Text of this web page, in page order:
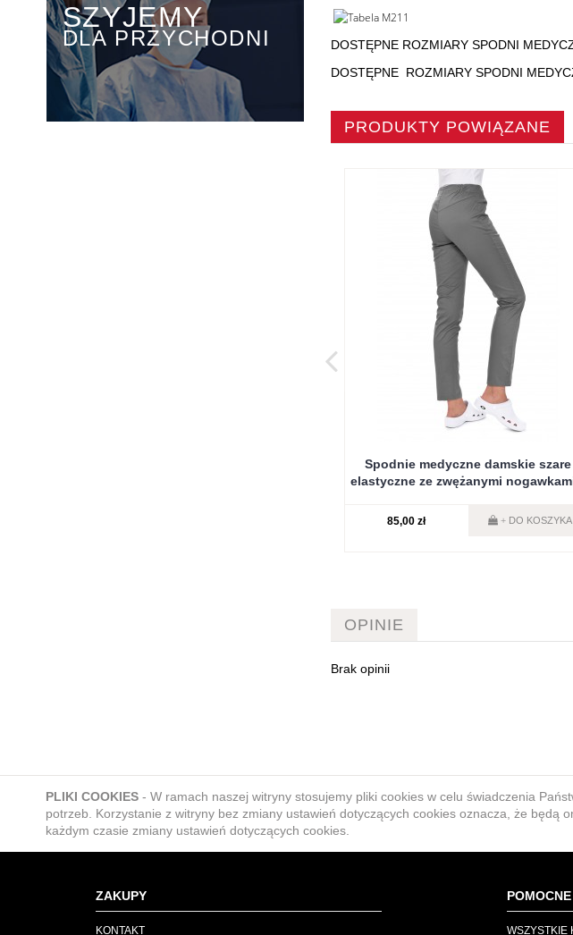
DOSTĘPNE ROZMIARY SPODNI
DOSTĘPNE ROZMIARY SPODNI
PRODUKTY POWIĄZANE
Spodnie medyczne damskie szare
elastyczne ze zwężanymi
85,00 zł + DO KOSZYKA
OPINIE
Brak opinii
SZYJEMY
DLA PRZYCHODNI
PLIKI COOKIES - W ramach naszej witryny stosujemy pliki cookies w celu świadczenia
potrzeb. Korzystanie z witryny bez zmiany ustawień dotyczących cookies oznacza, że
każdym czasie zmiany ustawień dotyczących cookies.
ZAKUPY
KONTAKT WSZYSTKIE